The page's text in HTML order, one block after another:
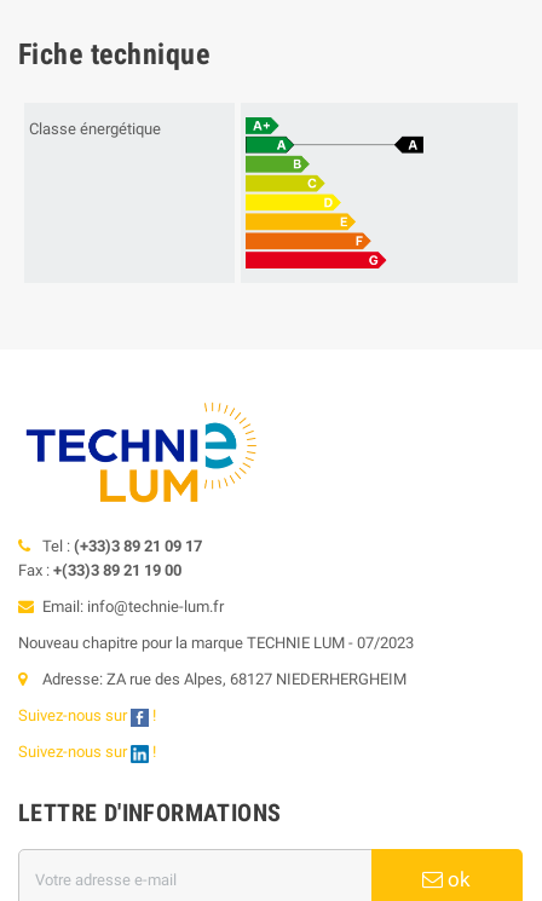
Fiche technique
Classe énergétique
Tel : (+33)3 89 21 09 17
Fax : +(33)3 89 21 19 00
Email: info@technie-lum.fr
Nouveau chapitre pour la marque TECHNIE LUM - 07/2023
Adresse: ZA rue des Alpes, 68127 NIEDERHERGHEIM
Suivez-nous sur
!
Suivez-nous sur
!
LETTRE D'INFORMATIONS
ok